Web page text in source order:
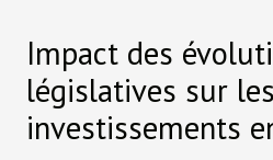
Impact des
législatives sur les
investissements